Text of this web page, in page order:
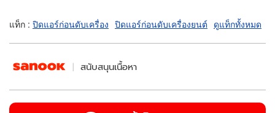
แท็ก : ปิดแอร์ก่อนดับเครื่อง ปิดแอร์ก่อนดับเครื่องยนต์ ดูแท็กทั้งหมด
สนับสนุนเนื้อหา